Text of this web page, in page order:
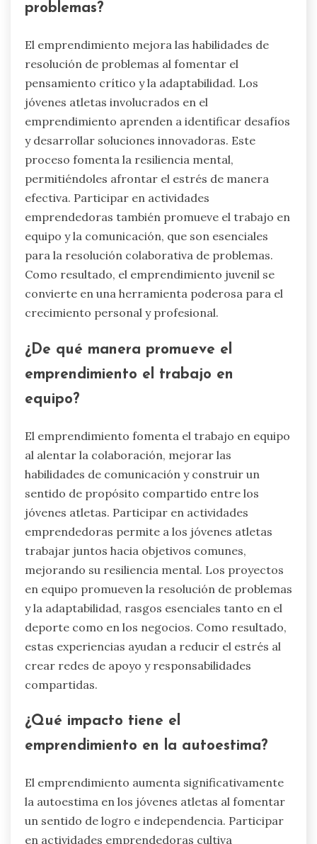
problemas?
El emprendimiento mejora las habilidades de
resolución de problemas al fomentar el
pensamiento crítico y la adaptabilidad. Los
jóvenes atletas involucrados en el
emprendimiento aprenden a identificar desafíos
y desarrollar soluciones innovadoras. Este
proceso fomenta la resiliencia mental,
permitiéndoles afrontar el estrés de manera
efectiva. Participar en actividades
emprendedoras también promueve el trabajo en
equipo y la comunicación, que son esenciales
para la resolución colaborativa de problemas.
Como resultado, el emprendimiento juvenil se
convierte en una herramienta poderosa para el
crecimiento personal y profesional.
¿De qué manera promueve el
emprendimiento el trabajo en
equipo?
El emprendimiento fomenta el trabajo en equipo
al alentar la colaboración, mejorar las
habilidades de comunicación y construir un
sentido de propósito compartido entre los
jóvenes atletas. Participar en actividades
emprendedoras permite a los jóvenes atletas
trabajar juntos hacia objetivos comunes,
mejorando su resiliencia mental. Los proyectos
en equipo promueven la resolución de problemas
y la adaptabilidad, rasgos esenciales tanto en el
deporte como en los negocios. Como resultado,
estas experiencias ayudan a reducir el estrés al
crear redes de apoyo y responsabilidades
compartidas.
¿Qué impacto tiene el
emprendimiento en la autoestima?
El emprendimiento aumenta significativamente
la autoestima en los jóvenes atletas al fomentar
un sentido de logro e independencia. Participar
en actividades emprendedoras cultiva